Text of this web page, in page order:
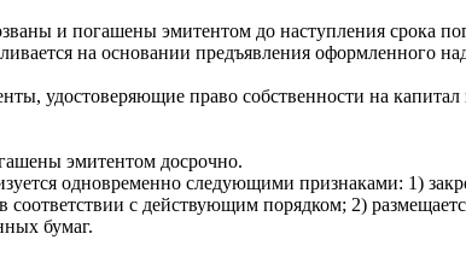
и погашены эмитентом до наступления срока
на основании предъявления оформленного
удостоверяющие право собственности на капитал
эмитентом досрочно.
одновременно следующими признаками: 1)
с действующим порядком; 2)
бумаг.